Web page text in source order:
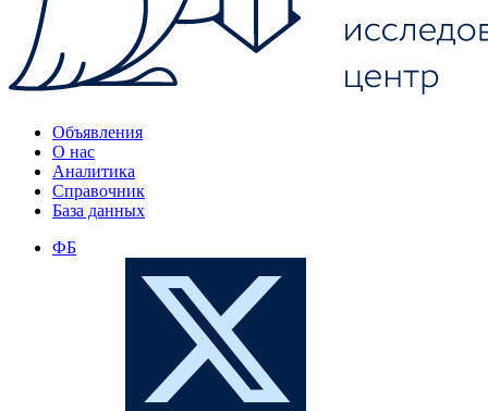
Объявления
О нас
Аналитика
Справочник
База данных
ФБ